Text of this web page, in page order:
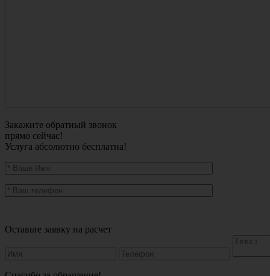
Закажите обратный звонок
прямо сейчас!
Услуга абсолютно бесплатна!
Оставьте заявку на расчет